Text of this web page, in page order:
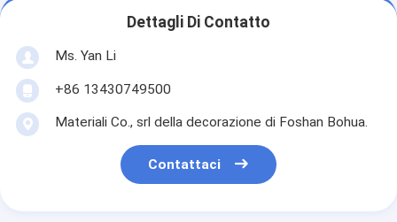
Dettagli Di Contatto
Ms. Yan Li
+86 13430749500
Materiali Co., srl della decorazione di Foshan Bohua.
Contattaci